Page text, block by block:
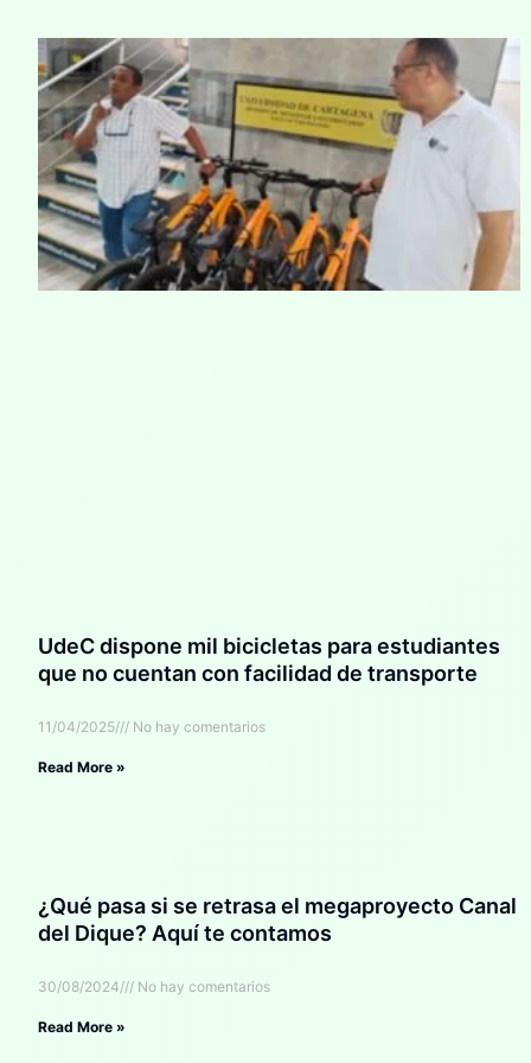
UdeC dispone mil bicicletas para estudiantes
que no cuentan con facilidad de transporte
11/04/2025 No hay comentarios
Read More »
¿Qué pasa si se retrasa el megaproyecto Canal
del Dique? Aquí te contamos
30/08/2024 No hay comentarios
Read More »